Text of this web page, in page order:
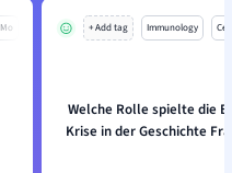
Mo + Add tag Immunology
Welche Rolle spielte die
Krise in der Geschichte